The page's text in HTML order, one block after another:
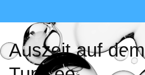
Auszeit auf dem